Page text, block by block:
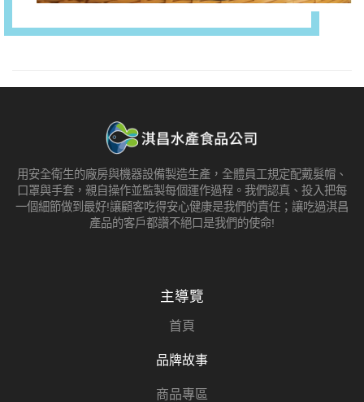
用安全衛生的廠房與機器設備製造生產，全體員工規定配戴髮帽、
口罩與手套，親自操作並監製每個運作過程。我們認真、投入把每
一個細節做到最好!讓顧客吃得安心健康是我們的責任；讓吃過淇昌
產品的客戶都讚不絕口是我們的使命!
主導覽
首頁
品牌故事
商品專區